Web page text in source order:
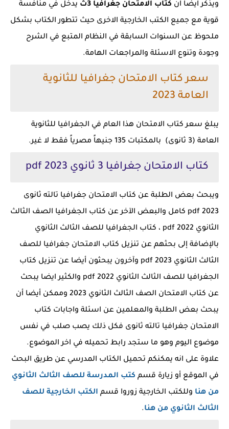
ويذكر ايضا ان كتاب الامتحان جغرافيا 3ث
يدخل في منافسة
قوية مع جميع الكتب الخارجية الاخرى حيث تتطور الكتاب بشكل
ملحوظ عن السنوات السابقة في النظام المتبع في الشرح
وجودة وتنوع الاسئلة والمراجعات الهامة.
سعر كتاب الامتحان جغرافيا للثانوية
العامة 2023
يبلغ سعر كتاب الامتحان هذا العام في الجغرافيا للثانوية
العامة (3 ثانوى) بالمكتبات 135 جنيهاً مصرياً فقط لا غير.
كتاب الامتحان جغرافيا 3 ثانوي 2023 pdf
ويبحث بعض الطلبة عن كتاب الامتحان جغرافيا تالته ثانوى
2023 pdf كامل والبعض الآخر عن كتاب الجغرافيا الصف الثالث
الثانوي pdf 2022 ، كتاب الجغرافيا للصف الثالث الثانوي
بالإضافة إلى بحثهم عن تنزيل كتاب الامتحان جغرافيا للصف
الثالث الثانوي pdf 2023 وآخرون يبحثون أيضا عن تنزيل كتاب
الجغرافيا للصف الثالث الثانوي 2022 pdf والكثير ايضا يبحث
عن كتاب الامتحان الصف الثالث الثانوي 2023 وممكن أيضا أن
يبحث بعض الطلبة والمعلمين عن اسئلة واجابات كتاب
الامتحان جغرافيا تالته ثانوى فكل ذلك يصب صلب في نفس
موضوع اليوم وهو ما ستجد رابط تحميله في اخر الموضوع.
علاوة على انه يمكنكم تحميل الكتاب المدرسي عن طريق البحث
في الموقع أو زيارة قسم كتب المدرسة للصف الثالث الثانوي
من هنا وللكتب الخارجية زوروا قسم الكتب الخارجية للصف
الثالث الثانوي من هنا.